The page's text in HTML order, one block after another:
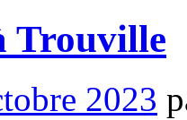
Trouville
2023